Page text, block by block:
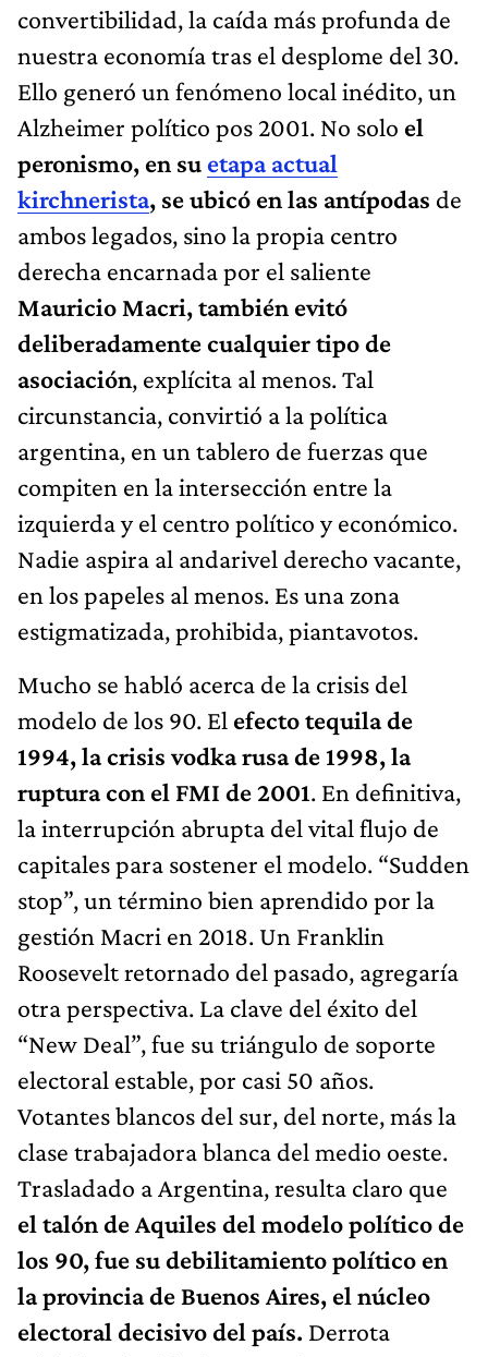
convertibilidad, la caída más profunda de
nuestra economía tras el desplome del 30.
Ello generó un fenómeno local inédito, un
Alzheimer político pos 2001. No solo el
peronismo, en su etapa actual
kirchnerista, se ubicó en las antípodas de
ambos legados, sino la propia centro
derecha encarnada por el saliente
Mauricio Macri, también evitó
deliberadamente cualquier tipo de
asociación, explícita al menos. Tal
circunstancia, convirtió a la política
argentina, en un tablero de fuerzas que
compiten en la intersección entre la
izquierda y el centro político y económico.
Nadie aspira al andarivel derecho vacante,
en los papeles al menos. Es una zona
estigmatizada, prohibida, piantavotos.
Mucho se habló acerca de la crisis del
modelo de los 90. El efecto tequila de
1994, la crisis vodka rusa de 1998, la
ruptura con el FMI de 2001. En definitiva,
la interrupción abrupta del vital flujo de
capitales para sostener el modelo. “Sudden
stop”, un término bien aprendido por la
gestión Macri en 2018. Un Franklin
Roosevelt retornado del pasado, agregaría
otra perspectiva. La clave del éxito del
“New Deal”, fue su triángulo de soporte
electoral estable, por casi 50 años.
Votantes blancos del sur, del norte, más la
clase trabajadora blanca del medio oeste.
Trasladado a Argentina, resulta claro que
el talón de Aquiles del modelo político de
los 90, fue su debilitamiento político en
la provincia de Buenos Aires, el núcleo
electoral decisivo del país. Derrota